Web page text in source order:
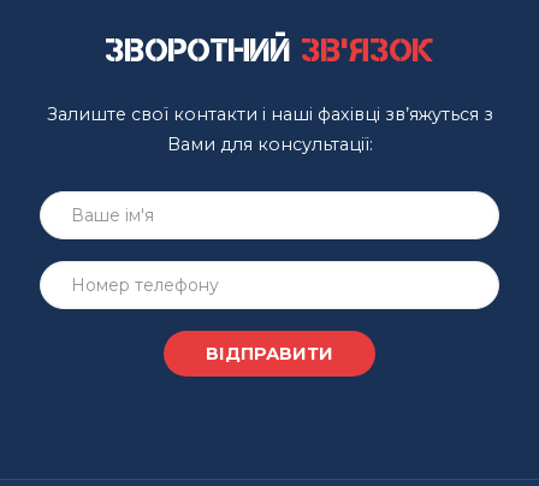
Зворотний зв'язок
Залиште свої контакти і наші фахівці зв’яжуться з
Вами для консультації: